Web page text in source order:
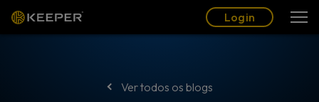
Login
Ver todos os blogs